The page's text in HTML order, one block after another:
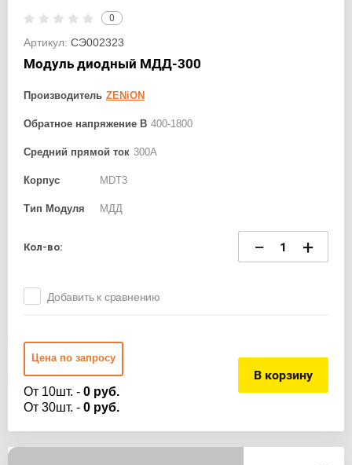
0
Артикул: СЭ002323
Модуль диодный МДД-300
Производитель ZENiON
Обратное напряжение В 400-1800
Средний прямой ток 300А
Корпус MDT3
Тип Модуля МДД
Кол-во: − +
Добавить к сравнению
Цена по запросу
От 10шт. - 0 руб.
От 30шт. - 0 руб.
В корзину